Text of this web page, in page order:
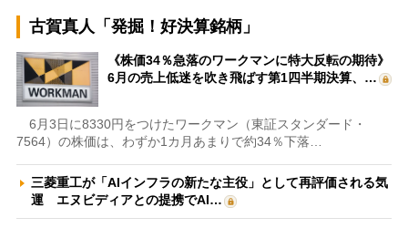
古賀真人「発掘！好決算銘柄」
《株価34％急落のワークマンに特大反転の期待》
6月の売上低迷を吹き飛ばす第1四半期決算、…
6月3日に8330円をつけたワークマン（東証スタンダード・
7564）の株価は、わずか1カ月あまりで約34％下落…
三菱重工が「AIインフラの新たな主役」として再評価される気
運 エヌビディアとの提携でAI…